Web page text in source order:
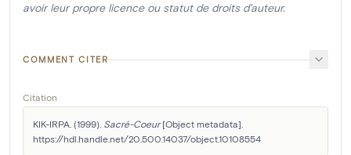
avoir leur propre licence ou statut de droits d'auteur.
COMMENT CITER
Citation
KIK-IRPA. (1999). Sacré-Coeur [Object metadata].
https://hdl.handle.net/20.500.14037/object.10108554